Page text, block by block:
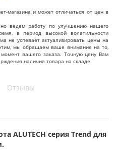
магазина и может отличаться от цен в
ведем работу по улучшению нашего
в период высокой волатильности
не успевает актуализировать цены на
мы обращаем ваше внимание на то,
вашего заказа. Точную цену Вам
наличия товара на складе.
Отзывы
ALUTECH серия Trend для